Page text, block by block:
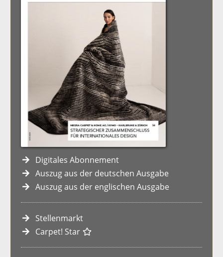
Digitales Abonnement
Auszug aus der deutschen Ausgabe
Auszug aus der englischen Ausgabe
Stellenmarkt
Carpet! Star